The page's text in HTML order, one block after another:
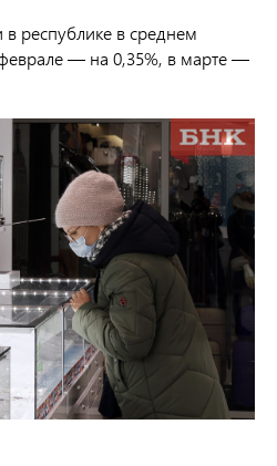
в республике в среднем
— на 0,35%, в марте —